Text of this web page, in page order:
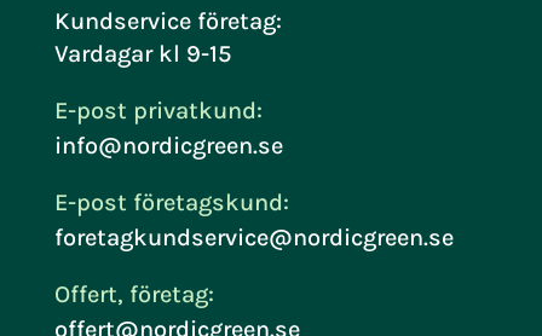
Kundservice företag:
Vardagar kl 9-15
E-post privatkund:
info@nordicgreen.se
E-post företagskund:
foretagkundservice@nordicgreen.se
Offert, företag:
offert@nordicgreen.se